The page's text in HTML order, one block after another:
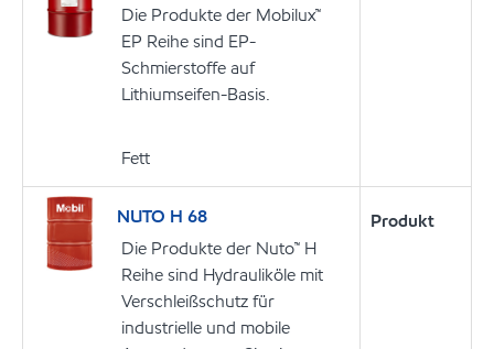
Die Produkte der Mobilux™
EP Reihe sind EP-
Schmierstoffe auf
Lithiumseifen-Basis.
Fett
NUTO H 68
Die Produkte der Nuto™ H
Reihe sind Hydrauliköle mit
Verschleißschutz für
industrielle und mobile
Produkt